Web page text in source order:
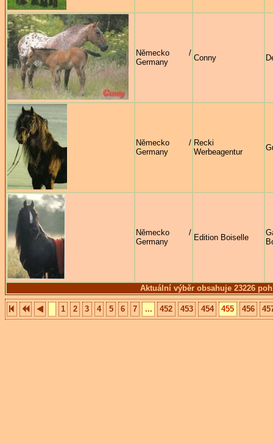
Aktuální výběr obsahuje 23226
Německo /
Germany
Conny
Německo /
Germany
Recki
Werbeagentur
Německo /
Germany
Edition Boiselle
1 2 3 4 5 6 7 ... 452 453 454 455 456